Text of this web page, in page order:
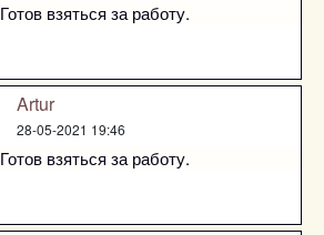
Готов взяться за работу.
Artur
28-05-2021 19:46
Готов взяться за работу.